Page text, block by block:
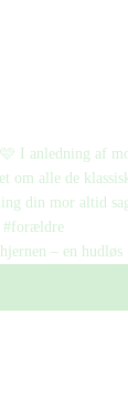
– en hudløs